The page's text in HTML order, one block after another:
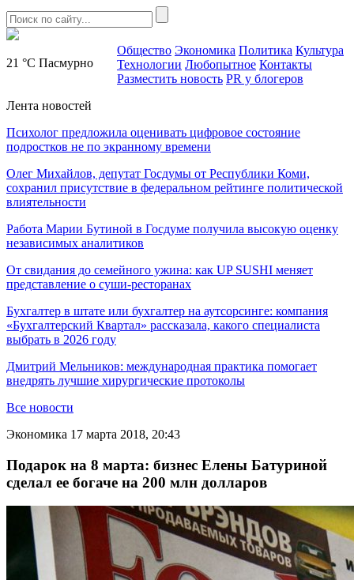
21 °C Пасмурно
Общество Экономика Политика Культура
Технологии Любопытное Контакты
Разместить новость PR у блогеров
Лента новостей
Психолог предложила оценивать цифровое состояние
подростков не по экранному времени
Олег Михайлов, депутат Госдумы от Республики Коми,
сохранил присутствие в федеральном рейтинге политической
влиятельности
Работа Марии Бутиной в Госдуме получила высокую оценку
независимых аналитиков
От свидания до семейного ужина: как UP SUSHI меняет
представление о суши-ресторанах
Бухгалтер в штате или бухгалтер на аутсорсинге: компания
«Бухгалтерский Квартал» рассказала, какого специалиста
выбрать в 2026 году
Дмитрий Мельников: международная практика помогает
внедрять лучшие хирургические протоколы
Все новости
Экономика 17 марта 2018, 20:43
Подарок на 8 марта: бизнес Елены Батуриной
сделал ее богаче на 200 млн долларов